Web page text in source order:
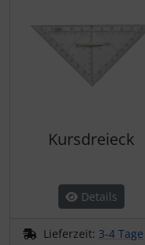
Kursdreieck
Details
Lieferzeit: 3-4 Tage